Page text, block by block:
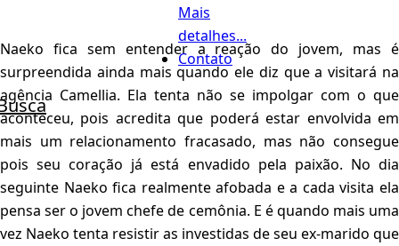
Mais
detalhes...
Contato
Naeko fica sem entender a reação do jovem, mas é
surpreendida ainda mais quando ele diz que a visitará na
agência Camellia. Ela tenta não se impolgar com o que
aconteceu, pois acredita que poderá estar envolvida em
mais um relacionamento fracasado, mas não consegue
pois seu coração já está envadido pela paixão. No dia
seguinte Naeko fica realmente afobada e a cada visita ela
pensa ser o jovem chefe de cemônia. E é quando mais uma
vez Naeko tenta resistir as investidas de seu ex-marido que